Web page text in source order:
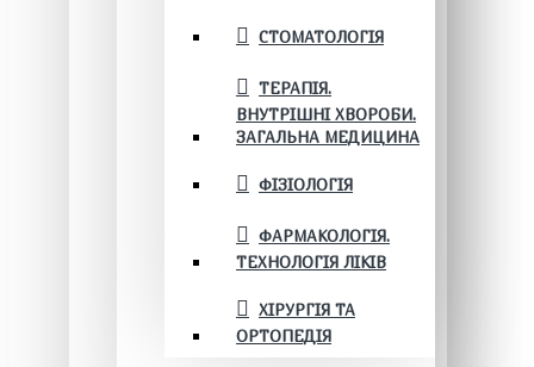
СТОМАТОЛОГІЯ
ТЕРАПІЯ.
ВНУТРІШНІ ХВОРОБИ.
ЗАГАЛЬНА МЕДИЦИНА
ФІЗІОЛОГІЯ
ФАРМАКОЛОГІЯ.
ТЕХНОЛОГІЯ ЛІКІВ
ХІРУРГІЯ ТА
ОРТОПЕДІЯ